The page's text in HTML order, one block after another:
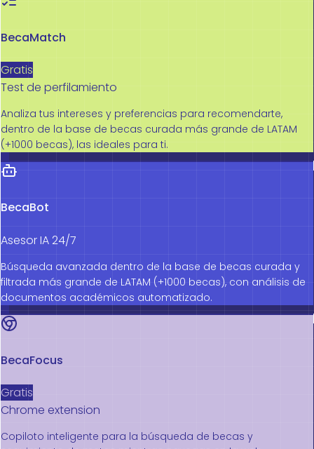
BecaMatch
Gratis
Test de perfilamiento
Analiza tus intereses y preferencias para recomendarte,
dentro de la base de becas curada más grande de LATAM
(+1000 becas), las ideales para ti.
BecaBot
Asesor IA 24/7
Búsqueda avanzada dentro de la base de becas curada y
filtrada más grande de LATAM (+1000 becas), con análisis de
documentos académicos automatizado.
BecaFocus
Gratis
Chrome extension
Copiloto inteligente para la búsqueda de becas y